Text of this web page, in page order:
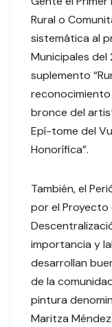
Rural o
sistemática al
Municipales
suplemento
bronce del
Epí-tome del
Honorífica”.
También, el
por el Proyecto
importancia y
desarrollan
de la
pintura
Maritza Méndez.